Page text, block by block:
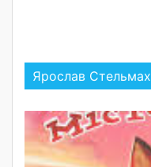
Ярослав Стельмах